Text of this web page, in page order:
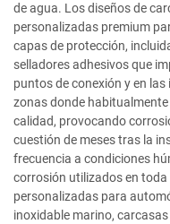
de agua. Los diseños de
personalizadas premium
capas de protección,
selladores adhesivos que
puntos de conexión y en
zonas donde
calidad, provocando
cuestión de meses tras la
frecuencia a condiciones
corrosión utilizados en
personalizadas para
inoxidable marino,